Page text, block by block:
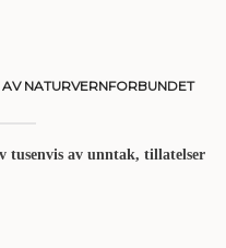
NATURVERNFORBUNDET
tusenvis av unntak, tillatelser